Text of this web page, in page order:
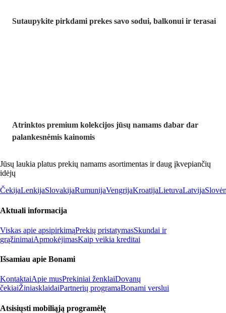
Sutaupykite pirkdami prekes savo sodui, balkonui ir terasai
Atrinktos premium kolekcijos jūsų namams dabar dar
palankesnėmis kainomis
Jūsų laukia platus prekių namams asortimentas ir daug įkvepiančių
idėjų
ČekijaLenkijaSlovakijaRumunijaVengrijaKroatijaLietuvaLatvija
Aktuali informacija
Viskas apie apsipirkimąPrekių pristatymasSkundai ir
grąžinimaiApmokėjimasKaip veikia kreditai
Išsamiau apie Bonami
KontaktaiApie musPrekiniai ženklaiDovanų
čekiaiŽiniasklaidaiPartnerių programaBonami verslui
Atsisiųsti mobiliąją programėlę